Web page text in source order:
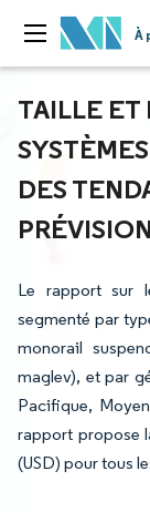
À
TAILLE ET
DES
Le rapport sur
segmenté par
monorail
maglev), et par
Pacifique,
rapport propose
(USD) pour tous